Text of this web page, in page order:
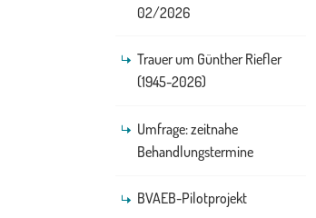
02/2026
Trauer um Günther Riefler
(1945-2026)
Umfrage: zeitnahe
Behandlungstermine
BVAEB-Pilotprojekt